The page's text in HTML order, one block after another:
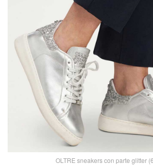
OLTRE sneakers con parte glitter